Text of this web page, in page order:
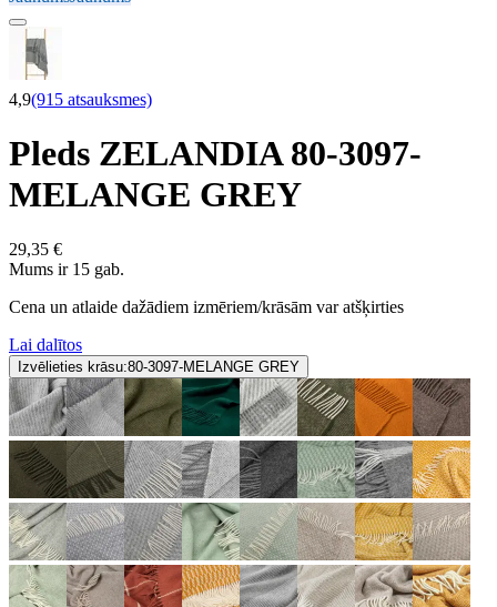
4,9(915 atsauksmes)
Pleds ZELANDIA 80-3097-
MELANGE GREY
29,35 €
Mums ir 15 gab.
Cena un atlaide dažādiem izmēriem/krāsām var atšķirties
Lai dalītos
Izvēlieties krāsu:80-3097-MELANGE GREY